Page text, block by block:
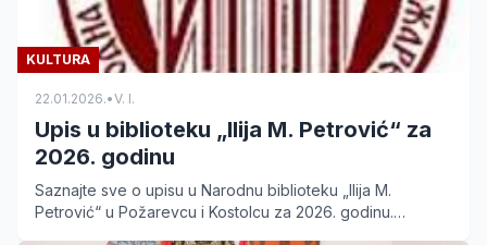
KULTURA
22.01.2026.•V. I.
Upis u biblioteku „Ilija M. Petrović“ za
2026. godinu
Saznajte sve o upisu u Narodnu biblioteku „Ilija M.
Petrović“ u Požarevcu i Kostolcu za 2026. godinu.